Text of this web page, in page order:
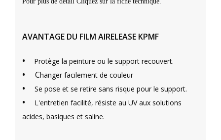
AVANTAGE DU FILM AIRELEASE KPMF
• Protège la peinture ou le support recouvert.
• Changer facilement de couleur
• Se pose et se retire sans risque pour le support.
•
L'entretien facilité, résiste au UV aux solutions
acides, basiques et saline.